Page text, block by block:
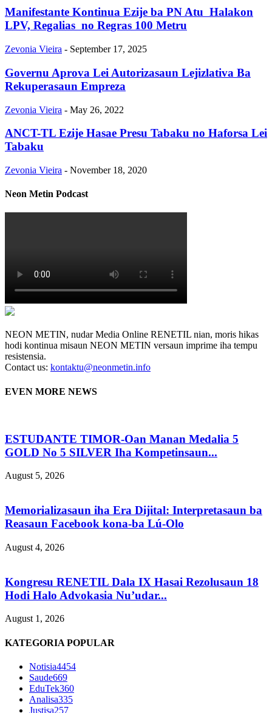
Manifestante Kontinua Ezije ba PN Atu Halakon
LPV, Regalias no Regras 100 Metru
Zevonia Vieira - September 17, 2025
Governu Aprova Lei Autorizasaun Lejizlativa Ba
Rekuperasaun Empreza
Zevonia Vieira - May 26, 2022
ANCT-TL Ezije Hasae Presu Tabaku no Haforsa Lei
Tabaku
Zevonia Vieira - November 18, 2020
Neon Metin Podcast
NEON METIN, nudar Media Online RENETIL nian, moris hikas
hodi kontinua misaun NEON METIN versaun imprime iha tempu
resistensia.
Contact us: kontaktu@neonmetin.info
EVEN MORE NEWS
ESTUDANTE TIMOR-Oan Manan Medalia 5
GOLD No 5 SILVER Iha Kompetinsaun...
August 5, 2026
Memorializasaun iha Era Dijital: Interpretasaun ba
Reasaun Facebook kona-ba Lú-Olo
August 4, 2026
Kongresu RENETIL Dala IX Hasai Rezolusaun 18
Hodi Halo Advokasia Nu’udar...
August 1, 2026
KATEGORIA POPULAR
Notisia4454
Saude669
EduTek360
Analisa335
Justisa257